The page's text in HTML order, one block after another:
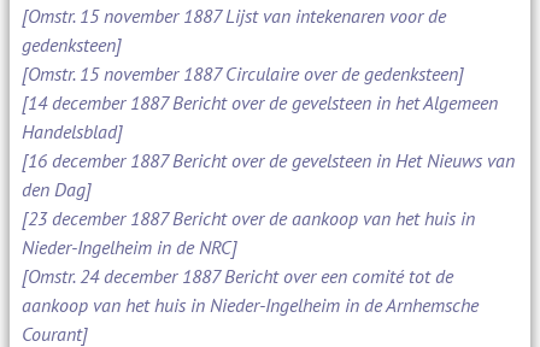
[Omstr. 15 november 1887 Lijst van intekenaren voor de
gedenksteen]
[Omstr. 15 november 1887 Circulaire over de gedenksteen]
[14 december 1887 Bericht over de gevelsteen in het Algemeen
Handelsblad]
[16 december 1887 Bericht over de gevelsteen in Het Nieuws van
den Dag]
[23 december 1887 Bericht over de aankoop van het huis in
Nieder-Ingelheim in de NRC]
[Omstr. 24 december 1887 Bericht over een comité tot de
aankoop van het huis in Nieder-Ingelheim in de Arnhemsche
Courant]